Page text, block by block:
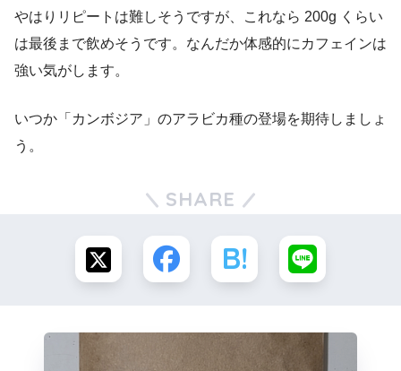
やはりリピートは難しそうですが、これなら 200g くらい
は最後まで飲めそうです。なんだか体感的にカフェインは
強い気がします。
いつか「カンボジア」のアラビカ種の登場を期待しましょ
う。
SHARE